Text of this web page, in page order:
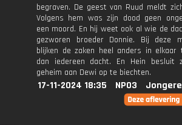
begraven. De geest van Ruud meldt
Volgens hem was zijn dood geen
een moord. En hij weet ook al wie de
gezworen broeder Donnie. Bij deze
blijken de zaken heel anders in elkaar
dan iedereen dacht. En Hein besluit
geheim aan Dewi op te biechten.
17-11-2024 18:35 NPO3